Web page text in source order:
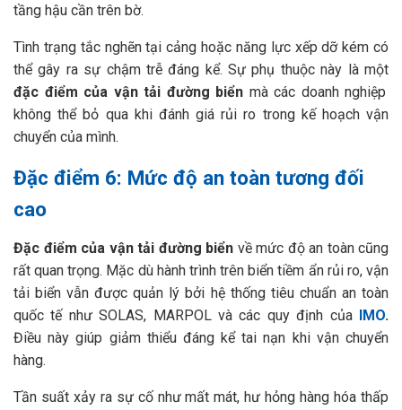
tầng hậu cần trên bờ.
Tình trạng tắc nghẽn tại cảng hoặc năng lực xếp dỡ kém có
thể gây ra sự chậm trễ đáng kể. Sự phụ thuộc này là một
đặc điểm của vận tải đường biển mà các doanh nghiệp
không thể bỏ qua khi đánh giá rủi ro trong kế hoạch vận
chuyển của mình.
Đặc điểm 6: Mức độ an toàn tương đối
cao
Đặc điểm của vận tải đường biển về mức độ an toàn cũng
rất quan trọng. Mặc dù hành trình trên biển tiềm ẩn rủi ro, vận
tải biển vẫn được quản lý bởi hệ thống tiêu chuẩn an toàn
quốc tế như SOLAS, MARPOL và các quy định của
IMO.
Điều này giúp giảm thiểu đáng kể tai nạn khi vận chuyển
hàng.
Tần suất xảy ra sự cố như mất mát, hư hỏng hàng hóa thấp